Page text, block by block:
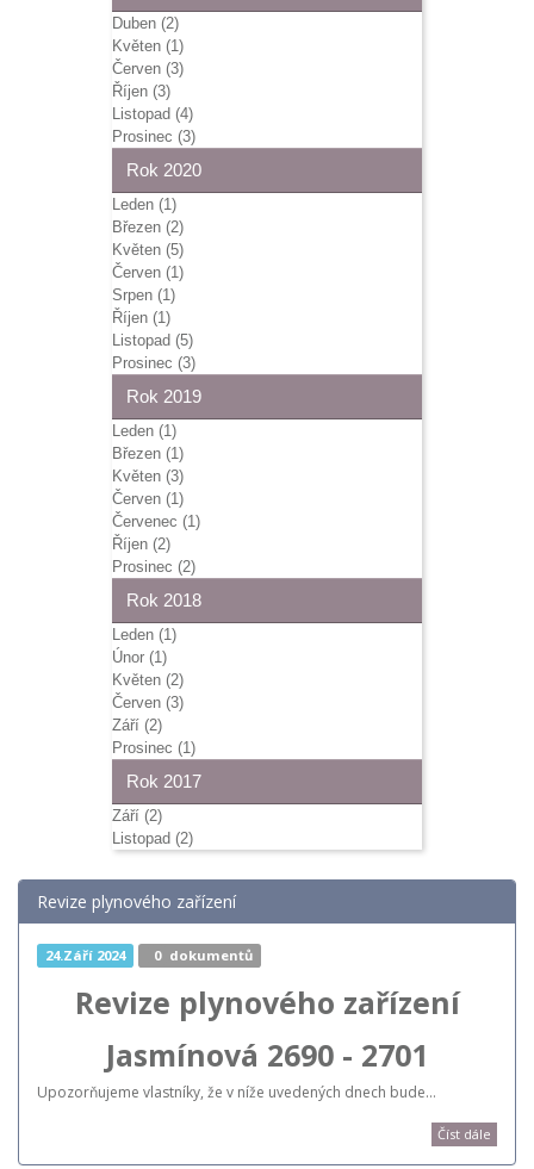
Duben (2)
Květen (1)
Červen (3)
Říjen (3)
Listopad (4)
Prosinec (3)
Rok 2020
Leden (1)
Březen (2)
Květen (5)
Červen (1)
Srpen (1)
Říjen (1)
Listopad (5)
Prosinec (3)
Rok 2019
Leden (1)
Březen (1)
Květen (3)
Červen (1)
Červenec (1)
Říjen (2)
Prosinec (2)
Rok 2018
Leden (1)
Únor (1)
Květen (2)
Červen (3)
Září (2)
Prosinec (1)
Rok 2017
Září (2)
Listopad (2)
Revize plynového zařízení
24.Září 2024 0 dokumentů
Revize plynového zařízení
Jasmínová 2690 - 2701
Upozorňujeme vlastníky, že v níže uvedených dnech bude…
Číst dále